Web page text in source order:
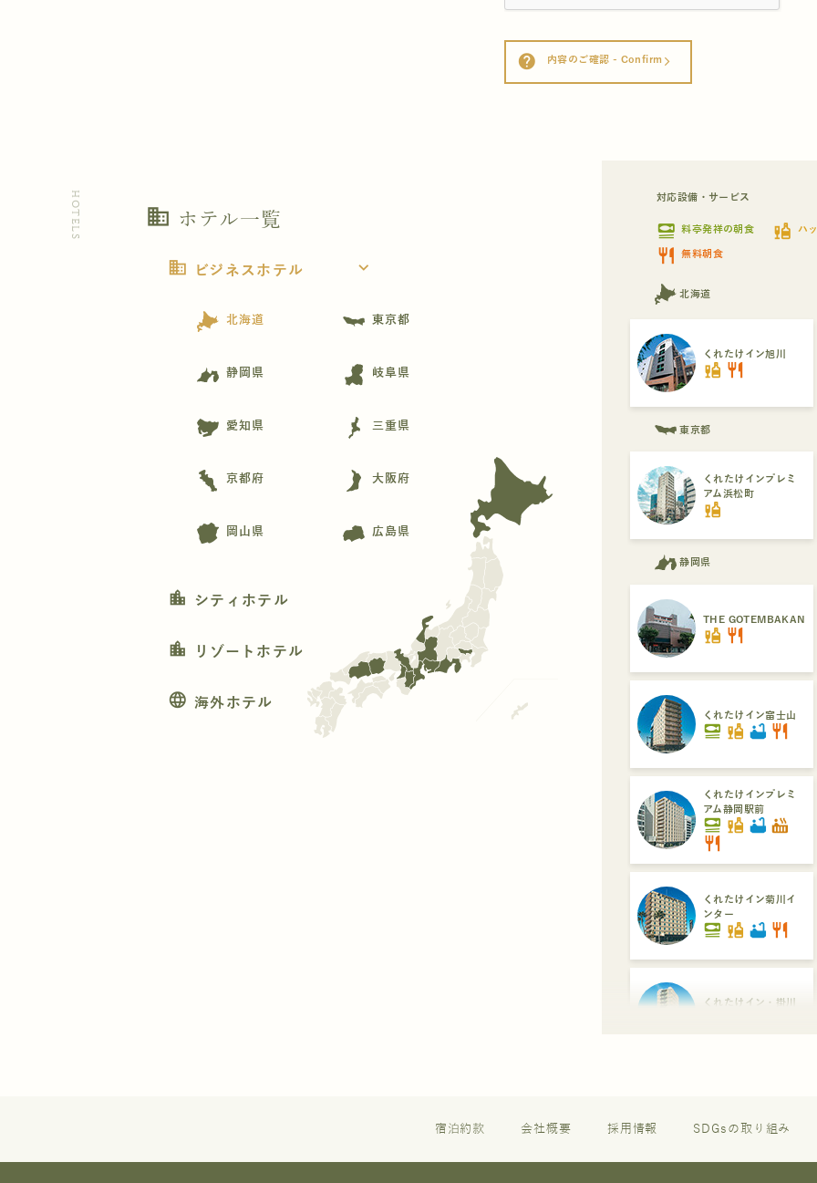
help 内容のご確認 - Confirm arrow_forward_ios
HOTELS business ホテル一覧
business ビジネスホテル expand_more
北海道 東京都
静岡県 岐阜県
愛知県 三重県
京都府 大阪府
岡山県 広島県
location_city シティホテル
location_city リゾートホテル
language 海外ホテル
対応設備・サービス
set_meal 料亭発祥の朝食 liquor ハ
restaurant 無料朝食
北海道
くれたけイン旭川
liquor restaurant
東京都
くれたけインプレミ
アム浜松町
liquor
静岡県
THE GOTEMBAKAN
liquor restaurant
くれたけイン富士山
set_meal liquor bathtub restaurant
くれたけインプレミ
アム静岡駅前
set_meal liquor bathtub hot_tub
restaurant
くれたけイン菊川イ
ンター
set_meal liquor bathtub restaurant
くれたけイン・掛川
set_meal liquorrestaurant
宿泊約款 会社概要 採用情報 SDGsの取り組み